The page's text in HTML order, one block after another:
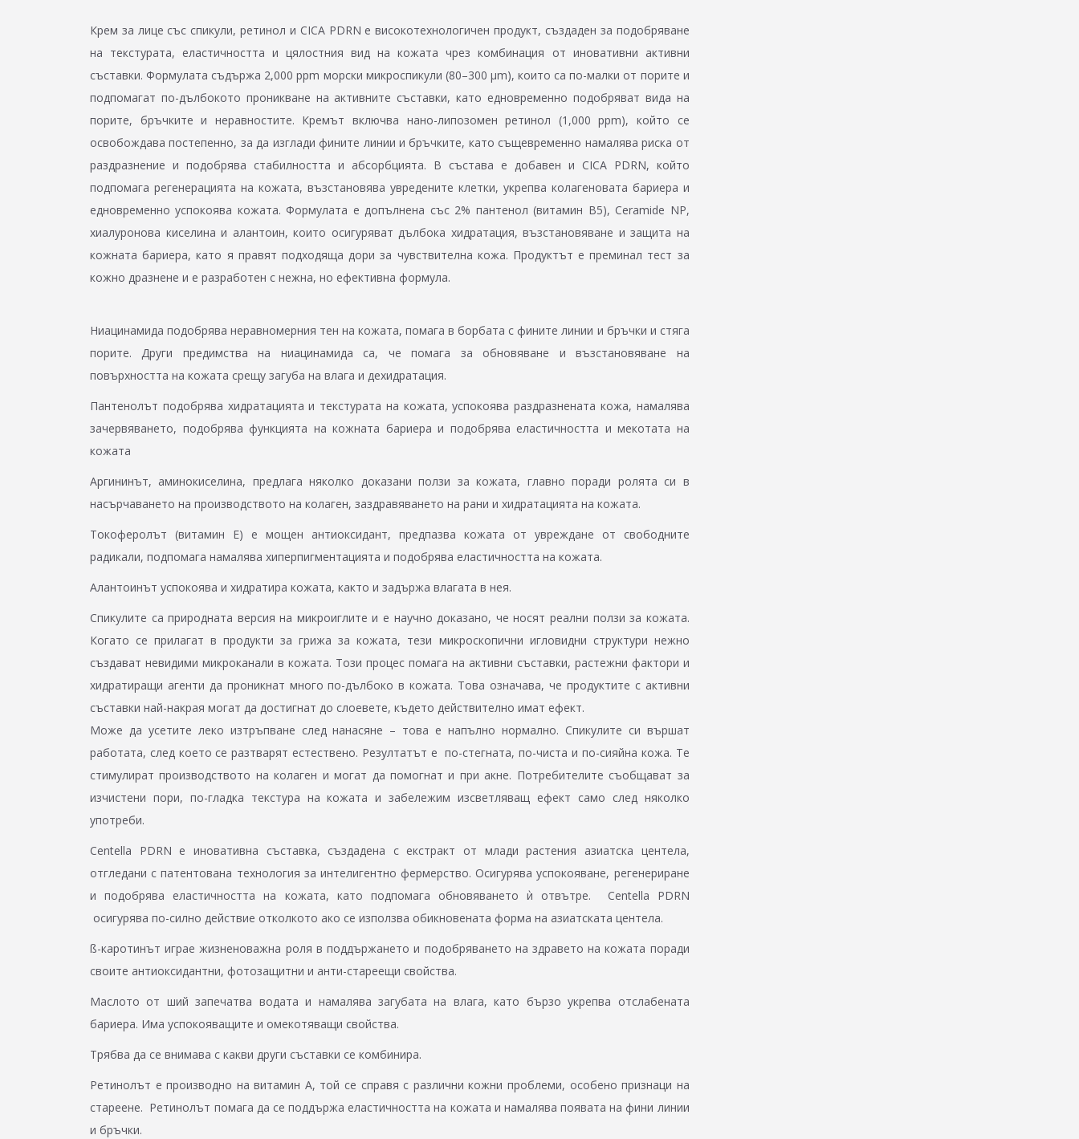
Крем за лице със спикули, ретинол и CICA PDRN е високотехнологичен продукт, създаден за подобряване
на текстурата, еластичността и цялостния вид на кожата чрез комбинация от иновативни активни
съставки. Формулата съдържа 2,000 ppm морски микроспикули (80–300 μm), които са по-малки от порите и
подпомагат по-дълбокото проникване на активните съставки, като едновременно подобряват вида на
порите, бръчките и неравностите. Кремът включва нано-липозомен ретинол (1,000 ppm), който се
освобождава постепенно, за да изглади фините линии и бръчките, като същевременно намалява риска от
раздразнение и подобрява стабилността и абсорбцията. В състава е добавен и CICA PDRN, който
подпомага регенерацията на кожата, възстановява увредените клетки, укрепва колагеновата бариера и
едновременно успокоява кожата. Формулата е допълнена със 2% пантенол (витамин B5), Ceramide NP,
хиалуронова киселина и алантоин, които осигуряват дълбока хидратация, възстановяване и защита на
кожната бариера, като я правят подходяща дори за чувствителна кожа. Продуктът е преминал тест за
кожно дразнене и е разработен с нежна, но ефективна формула.
Ниацинамида подобрява неравномерния тен на кожата, помага в борбата с фините линии и бръчки и стяга
порите. Други предимства на ниацинамида са, че помага за обновяване и възстановяване на
повърхността на кожата срещу загуба на влага и дехидратация.
Пантенолът подобрява хидратацията и текстурата на кожата, успокоява раздразнената кожа, намалява
зачервяването, подобрява функцията на кожната бариера и подобрява еластичността и мекотата на
кожата
Аргининът, аминокиселина, предлага няколко доказани ползи за кожата, главно поради ролята си в
насърчаването на производството на колаген, заздравяването на рани и хидратацията на кожата.
Токоферолът (витамин Е) e мощен антиоксидант, предпазва кожата от увреждане от свободните
радикали, подпомага намалява хиперпигментацията и подобрява еластичността на кожата.
Алантоинът успокоява и хидратира кожата, както и задържа влагата в нея.
Спикулите са природната версия на микроиглите и е научно доказано, че носят реални ползи за кожата.
Когато се прилагат в продукти за грижа за кожата, тези микроскопични игловидни структури нежно
създават невидими микроканали в кожата. Този процес помага на активни съставки, растежни фактори и
хидратиращи агенти да проникнат много по-дълбоко в кожата. Това означава, че продуктите с активни
съставки най-накрая могат да достигнат до слоевете, където действително имат ефект.
Може да усетите леко изтръпване след нанасяне – това е напълно нормално. Спикулите си вършат
работата, след което се разтварят естествено. Резултатът е по-стегната, по-чиста и по-сияйна кожа. Те
стимулират производството на колаген и могат да помогнат и при акне. Потребителите съобщават за
изчистени пори, по-гладка текстура на кожата и забележим изсветляващ ефект само след няколко
употреби.
Centella PDRN е иновативна съставка, създадена с екстракт от млади растения азиатска центела,
отгледани с патентована технология за интелигентно фермерство. Осигурява успокояване, регенериране
и подобрява еластичността на кожата, като подпомага обновяването ѝ отвътре. Centella PDRN
осигурява по-силно действие отколкото ако се използва обикновената форма на азиатската центела.
ß-каротинът играе жизненоважна роля в поддържането и подобряването на здравето на кожата поради
своите антиоксидантни, фотозащитни и анти-стареещи свойства.
Маслото от ший запечатва водата и намалява загубата на влага, като бързо укрепва отслабената
бариера. Има успокояващите и омекотяващи свойства.
Трябва да се внимава с какви други съставки се комбинира.
Ретинолът e производно на витамин А, той се справя с различни кожни проблеми, особено признаци на
стареене. Ретинолът помага да се поддържа еластичността на кожата и намалява появата на фини линии
и бръчки.